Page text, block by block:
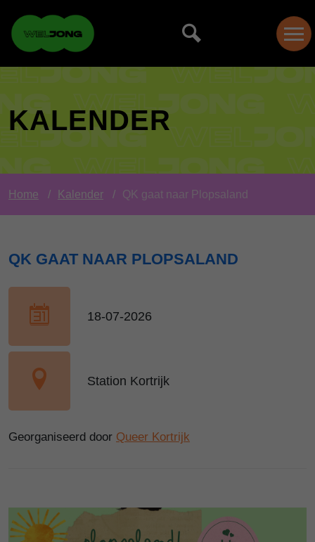
KALENDER
Home Kalender QK gaat naar Plopsaland
QK GAAT NAAR PLOPSALAND
18-07-2026
Station Kortrijk
Georganiseerd door Queer Kortrijk